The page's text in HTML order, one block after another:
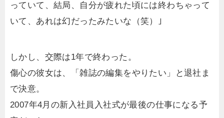
っていて、結局、自分が疲れた頃には終わちゃって
いて、あれは幻だったみたいな（笑）｣
しかし、交際は1年で終わった。
傷心の彼女は、「雑誌の編集をやりたい」と退社ま
で決意。
2007年4月の新入社員入社式が最後の仕事になる予